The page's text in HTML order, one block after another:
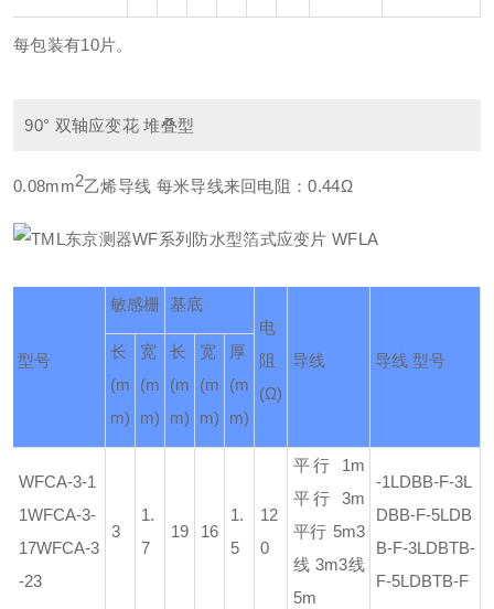
每包装有10片。
90° 双轴应变花 堆叠型
0.08mm2乙烯导线 每米导线来回电阻：0.44Ω
型号
敏感栅 基底
电
阻
(Ω)
导线 导线 型号
长
(m
m)
宽
(m
m)
长
(m
m)
宽
(m
m)
厚
(m
m)
WFCA-3-1
1WFCA-3-
17WFCA-3
-23
3
1.
7
19 16
1.
5
12
0
平行 1m
平行 3m
平行 5m3
线 3m3线
5m
-1LDBB-F-3L
DBB-F-5LDB
B-F-3LDBTB-
F-5LDBTB-F